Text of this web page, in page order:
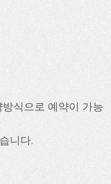
식으로 예약이 가능
니다.